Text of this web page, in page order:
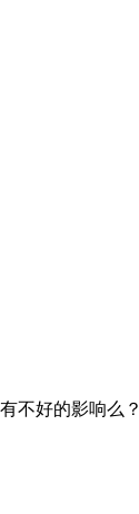
不好的影响么？